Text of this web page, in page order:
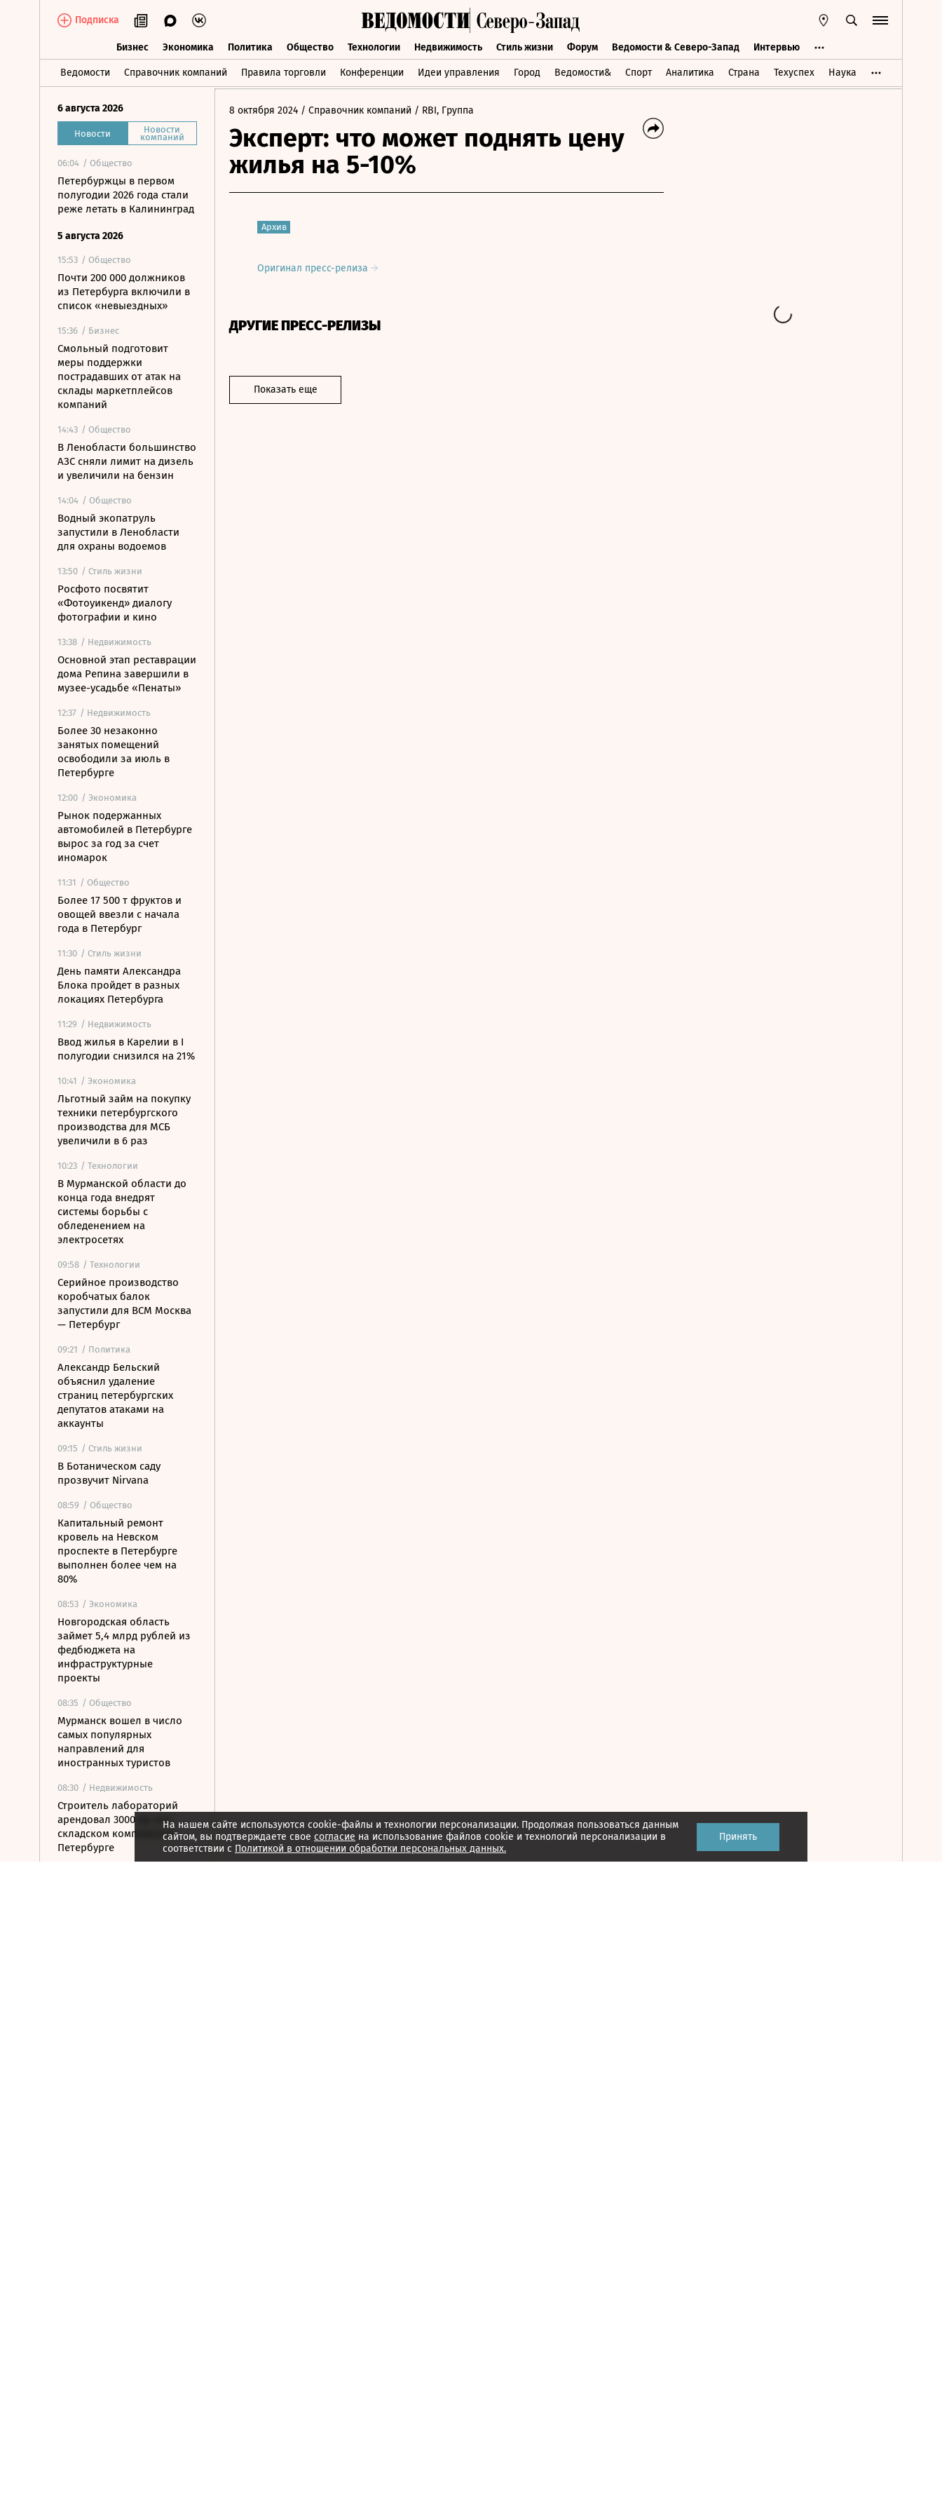
Подписка
Бизнес Экономика Политика Общество Технологии Недвижимость Стиль жизни Форум Ведомости & Северо-Запад Интервью
Ведомости Справочник компаний Правила торговли Конференции Идеи управления Город Ведомости& Спорт Аналитика Страна Техуспех Наука
Бизнес Экономика Политика Общество Технологии Недвижимость Стиль жизни Форум Ведомости & Северо-Запад Интервью
6 августа 2026
Новости Новости
компаний
06:04 / Общество
Петербуржцы в первом
полугодии 2026 года стали
реже летать в Калининград
5 августа 2026
15:53 / Общество
Почти 200 000 должников
из Петербурга включили в
список «невыездных»
15:36 / Бизнес
Смольный подготовит
меры поддержки
пострадавших от атак на
склады маркетплейсов
компаний
14:43 / Общество
В Ленобласти большинство
АЗС сняли лимит на дизель
и увеличили на бензин
14:04 / Общество
Водный экопатруль
запустили в Ленобласти
для охраны водоемов
13:50 / Стиль жизни
Росфото посвятит
«Фотоуикенд» диалогу
фотографии и кино
13:38 / Недвижимость
Основной этап реставрации
дома Репина завершили в
музее-усадьбе «Пенаты»
12:37 / Недвижимость
Более 30 незаконно
занятых помещений
освободили за июль в
Петербурге
12:00 / Экономика
Рынок подержанных
автомобилей в Петербурге
вырос за год за счет
иномарок
11:31 / Общество
Более 17 500 т фруктов и
овощей ввезли с начала
года в Петербург
11:30 / Стиль жизни
День памяти Александра
Блока пройдет в разных
локациях Петербурга
11:29 / Недвижимость
Ввод жилья в Карелии в I
полугодии снизился на 21%
10:41 / Экономика
Льготный займ на покупку
техники петербургского
производства для МСБ
увеличили в 6 раз
10:23 / Технологии
В Мурманской области до
конца года внедрят
системы борьбы с
обледенением на
электросетях
09:58 / Технологии
Серийное производство
коробчатых балок
запустили для ВСМ Москва
— Петербург
09:21 / Политика
Александр Бельский
объяснил удаление
страниц петербургских
депутатов атаками на
аккаунты
09:15 / Стиль жизни
В Ботаническом саду
прозвучит Nirvana
08:59 / Общество
Капитальный ремонт
кровель на Невском
проспекте в Петербурге
выполнен более чем на
80%
08:53 / Экономика
Новгородская область
займет 5,4 млрд рублей из
федбюджета на
инфраструктурные
проекты
08:35 / Общество
Мурманск вошел в число
самых популярных
направлений для
иностранных туристов
08:30 / Недвижимость
Строитель лабораторий
арендовал 3000 кв. м в
складском комплексе в
Петербурге
8 октября 2024 / Справочник компаний / RBI, Группа
Эксперт: что может поднять цену
жилья на 5-10%
Архив
Оригинал пресс-релиза
ДРУГИЕ ПРЕСС-РЕЛИЗЫ
Показать еще
На нашем сайте используются cookie-файлы и технологии персонализации. Продолжая пользоваться данным
сайтом, вы подтверждаете свое согласие на использование файлов cookie и технологий персонализации в
соответствии с Политикой в отношении обработки персональных данных.
Принять